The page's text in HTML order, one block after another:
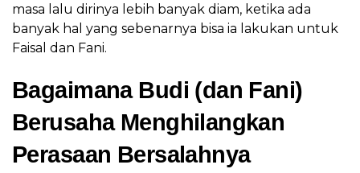
masa lalu dirinya lebih banyak diam, ketika ada
banyak hal yang sebenarnya bisa ia lakukan untuk
Faisal dan Fani.
Bagaimana Budi (dan Fani)
Berusaha Menghilangkan
Perasaan Bersalahnya